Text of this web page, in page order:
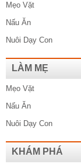
Mẹo Vặt
Nấu Ăn
Nuôi Dạy Con
LÀM MẸ
Mẹo Vặt
Nấu Ăn
Nuôi Dạy Con
KHÁM PHÁ